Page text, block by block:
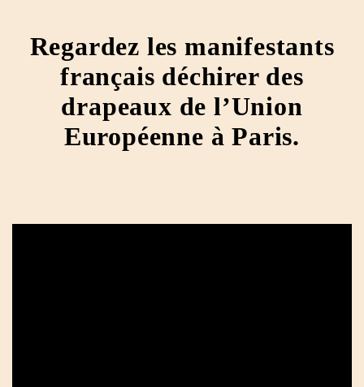
Regardez les manifestants
français déchirer des
drapeaux de l’Union
Européenne à Paris.